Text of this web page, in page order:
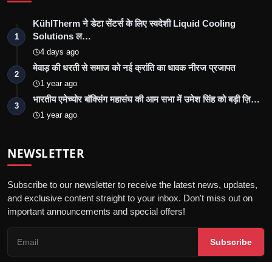
1
KühlTherm ने डेटा सेंटर्स के लिए स्वदेशी Liquid Cooling
Solutions ल…
4 days ago
2
मेवाड़ की धरती से समाज को नई क्रांति का धावक नीरज प्रजापत
1 year ago
3
भारतीय एमेच्योर बॉक्सिंग महासंघ की आम सभा में उमेश सिंह को बड़ी ज़ि…
1 year ago
NEWSLETTER
Subscribe to our newsletter to receive the latest news, updates,
and exclusive content straight to your inbox. Don't miss out on
important announcements and special offers!
Subscribe